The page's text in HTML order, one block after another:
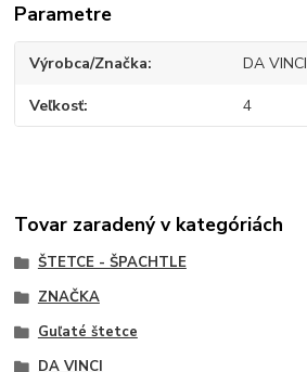
Parametre
Výrobca/Značka DA VINCI
Veľkosť 4
Tovar zaradený v kategóriách
ŠTETCE - ŠPACHTLE
ZNAČKA
Guľaté štetce
DA VINCI